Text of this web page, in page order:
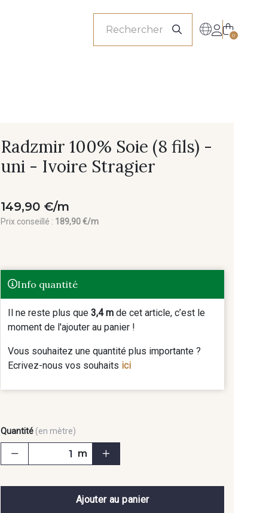
0
Radzmir 100% Soie (8 fils) -
uni - Ivoire Stragier
149,90 €/m
Prix conseillé : 189,90 €/m
Info quantité
Il ne reste plus que3,4 m de cet article, c’est le
moment de l'ajouter au panier !
Vous souhaitez une quantité plus importante ?
Ecrivez-nous vos souhaits ici
Quantité (en mètre)
m
Ajouter au panier